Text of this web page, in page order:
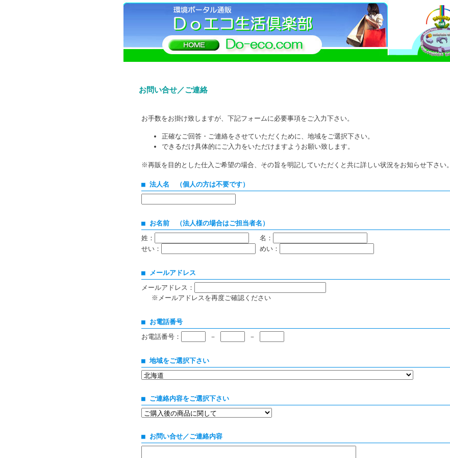
お問い合せ／ご連絡
お手数をお掛け致しますが、下記フォームに必要事項をご入力下さい。
正確なご回答・ご連絡をさせていただくために、地域をご選択下さい。
できるだけ具体的にご入力をいただけますようお願い致します。
※再販を目的とした仕入ご希望の場合、その旨を明記していただくと共に詳しい状況をお知らせ下さい。
■ 法人名 （個人の方は不要です）
■ お名前 （法人様の場合はご担当者名）
姓：
名：
せい：
めい：
■ メールアドレス
メールアドレス：
※メールアドレスを再度ご確認ください
■ お電話番号
お電話番号：
－ －
■ 地域をご選択下さい
■ ご連絡内容をご選択下さい
■ お問い合せ／ご連絡内容